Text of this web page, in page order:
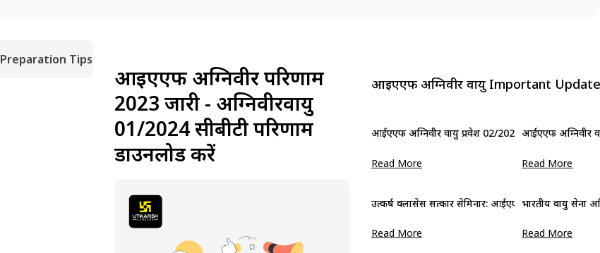
Preparation Tips
आईएएफ अग्निवीर परिणाम
2023 जारी - अग्निवीरवायु
01/2024 सीबीटी परिणाम
डाउनलोड करें
आईएएफ अग्निवीर वायु Important
आईएएफ अग्निवीर वायु प्रवेश 02/2025 आवेदन तिथियां
Read More
आईएएफ अग्निवीर
Read More
उत्कर्ष क्लासेस सत्कार सेमिनार: आईएएफ अग्निवीर वायु
Read More
भारतीय वायु सेना
Read More